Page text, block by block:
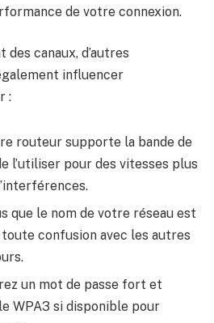
de votre connexion.
des canaux, d’autres
influencer
:
routeur supporte la bande de
l’utiliser pour des vitesses plus
que le nom de votre réseau est
confusion avec les autres
un mot de passe fort et
WPA3 si disponible pour